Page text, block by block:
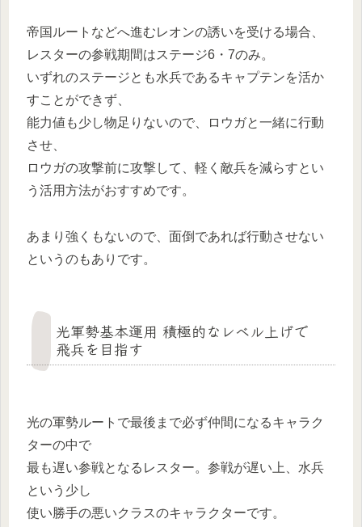
帝国ルートなどへ進むレオンの誘いを受ける場合、
レスターの参戦期間はステージ6・7のみ。
いずれのステージとも水兵であるキャプテンを活か
すことができず、
能力値も少し物足りないので、ロウガと一緒に行動
させ、
ロウガの攻撃前に攻撃して、軽く敵兵を減らすとい
う活用方法がおすすめです。
あまり強くもないので、面倒であれば行動させない
というのもありです。
光軍勢基本運用 積極的なレベル上げで
飛兵を目指す
光の軍勢ルートで最後まで必ず仲間になるキャラク
ターの中で
最も遅い参戦となるレスター。参戦が遅い上、水兵
という少し
使い勝手の悪いクラスのキャラクターです。